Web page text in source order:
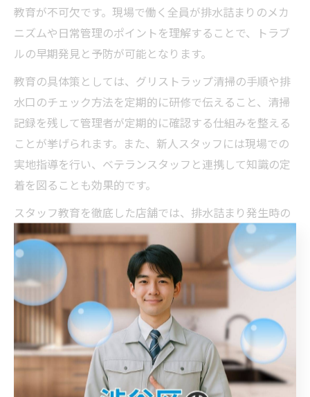
教育が不可欠です。現場で働く全員が排水詰まりのメカ
ニズムや日常管理のポイントを理解することで、トラブ
ルの早期発見と予防が可能となります。
教育の具体策としては、グリストラップ清掃の手順や排
水口のチェック方法を定期的に研修で伝えること、清掃
記録を残して管理者が定期的に確認する仕組みを整える
ことが挙げられます。また、新人スタッフには現場での
実地指導を行い、ベテランスタッフと連携して知識の定
着を図ることも効果的です。
スタッフ教育を徹底した店舗では、排水詰まり発生時の
初動対応が迅速かつ的確になり、重大なトラブルを未然
に防げるようになったという例も見られます。教育体制
の強化は、店舗運営の安定とコスト削減にも直結する重
要な取り組みです。
青葉区でグリストラップ清掃を成功さ
せるコツ